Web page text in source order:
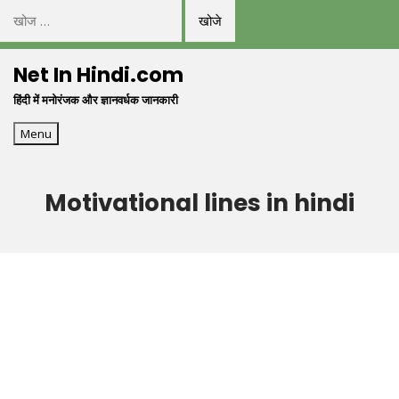
निम्न
को
खोजें:Net In Hindi.com
हिंदी में मनोरंजक और ज्ञानवर्धक जानकारी
Menu
Motivational lines in hindi